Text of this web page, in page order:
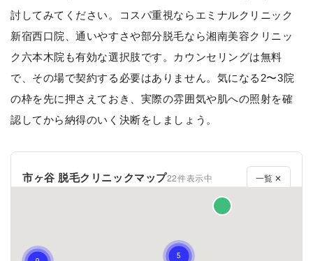
討してみてください。コスパ重視ならエミナルクリニック
新宿西口院、通いやすさや部分脱毛なら湘南美容クリニッ
ク六本木院も有効な選択肢です。カウンセリングは無料
で、その場で契約する必要はありません。気になる2〜3院
の枠を先に押さえておき、実際の雰囲気や肌への照射を確
認してから納得のいく決断をしましょう。
市ヶ谷 脱毛クリニックマップ22件表示中 一覧 ✕